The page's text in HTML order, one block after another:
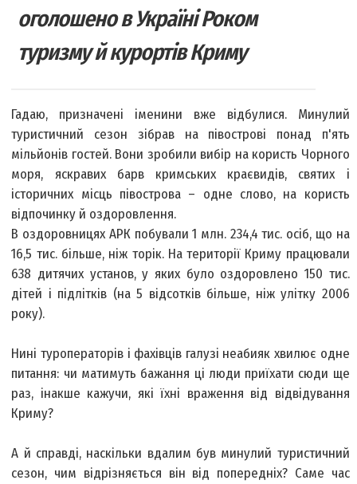
оголошено в Україні Роком
туризму й курортів Криму
Гадаю, призначені іменини вже відбулися. Минулий
туристичний сезон зібрав на півострові понад п'ять
мільйонів гостей. Вони зробили вибір на користь Чорного
моря, яскравих барв кримських краєвидів, святих і
історичних місць півострова – одне слово, на користь
відпочинку й оздоровлення.
В оздоровницях АРК побували 1 млн. 234,4 тис. осіб, що на
16,5 тис. більше, ніж торік. На території Криму працювали
638 дитячих установ, у яких було оздоровлено 150 тис.
дітей і підлітків (на 5 відсотків більше, ніж улітку 2006
року).
Нині туроператорів і фахівців галузі неабияк хвилює одне
питання: чи матимуть бажання ці люди приїхати сюди ще
раз, інакше кажучи, які їхні враження від відвідування
Криму?
А й справді, наскільки вдалим був минулий туристичний
сезон, чим відрізняється він від попередніх? Саме час